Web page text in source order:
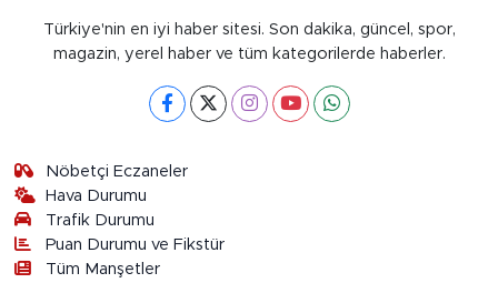
Türkiye'nin en iyi haber sitesi. Son dakika, güncel, spor,
magazin, yerel haber ve tüm kategorilerde haberler.
Nöbetçi Eczaneler
Hava Durumu
Trafik Durumu
Puan Durumu ve Fikstür
Tüm Manşetler